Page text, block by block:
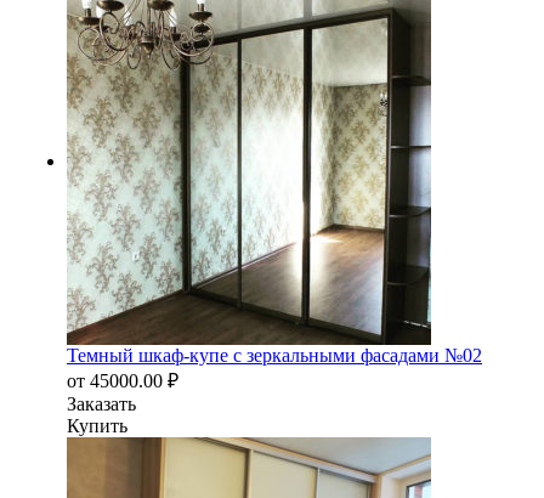
Темный шкаф-купе с зеркальными фасадами №02
от 45000.00 ₽
Заказать
Купить